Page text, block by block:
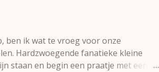
ben ik wat te vroeg voor onze
Hardzwoegende fanatieke kleine
staan en begin een praatje met een